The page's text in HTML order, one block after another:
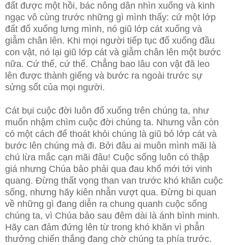
đất được một hồi, bác nông dân nhìn xuống và kinh
ngạc vô cùng trước những gì mình thấy: cứ một lớp
đất đổ xuống lưng mình, nó giũ lớp cát xuống và
giẫm chân lên. Khi mọi người tiếp tục đổ xuống đầu
con vật, nó lại giũ lớp cát và giẫm chân lên một bước
nữa. Cứ thế, cứ thế. Chẳng bao lâu con vật đã leo
lên được thành giếng và bước ra ngoài trước sự
sửng sốt của mọi người.
Cát bụi cuộc đời luôn đổ xuống trên chúng ta, như
muốn nhậm chìm cuộc đời chúng ta. Nhưng vẫn còn
có một cách để thoát khỏi chúng là giũ bỏ lớp cát và
bước lên chúng mà đi. Bởi đâu ai muôn mình mãi là
chú lừa mắc cạn mãi đâu! Cuộc sống luôn có thập
giá nhưng Chúa bảo phải qua đau khổ mới tới vinh
quang. Đừng thất vọng than van trước khó khăn cuộc
sống, nhưng hãy kiên nhẫn vượt qua. Đừng bi quan
về những gì đang diễn ra chung quanh cuộc sống
chúng ta, vì Chúa bảo sau đêm dài là ánh bình minh.
Hãy can đảm đứng lên từ trong khó khăn vì phẫn
thưởng chiến thắng đang chờ chúng ta phía trước.